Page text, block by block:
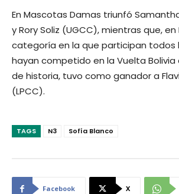
En Mascotas Damas triunfó
y Rory Soliz (UGCC), mientras que,
categoría en la que participan todos
hayan competido en la Vuelta Bolivia
de historia, tuvo como ganador a
(LPCC).
TAGS N3 Sofía Blanco
Facebook X